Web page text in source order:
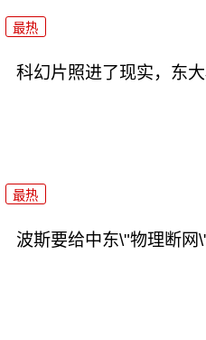
最热
科幻片照进了现实，东
最热
波斯要给中东\"物理断网